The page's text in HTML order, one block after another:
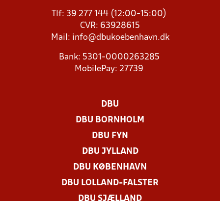
Tlf: 39 277 144 (12:00-15:00)
CVR: 63928615
Mail: info@dbukoebenhavn.dk
Bank: 5301-0000263285
MobilePay: 27739
DBU
DBU BORNHOLM
DBU FYN
DBU JYLLAND
DBU KØBENHAVN
DBU LOLLAND-FALSTER
DBU SJÆLLAND